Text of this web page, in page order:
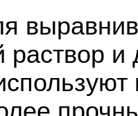
раствор и